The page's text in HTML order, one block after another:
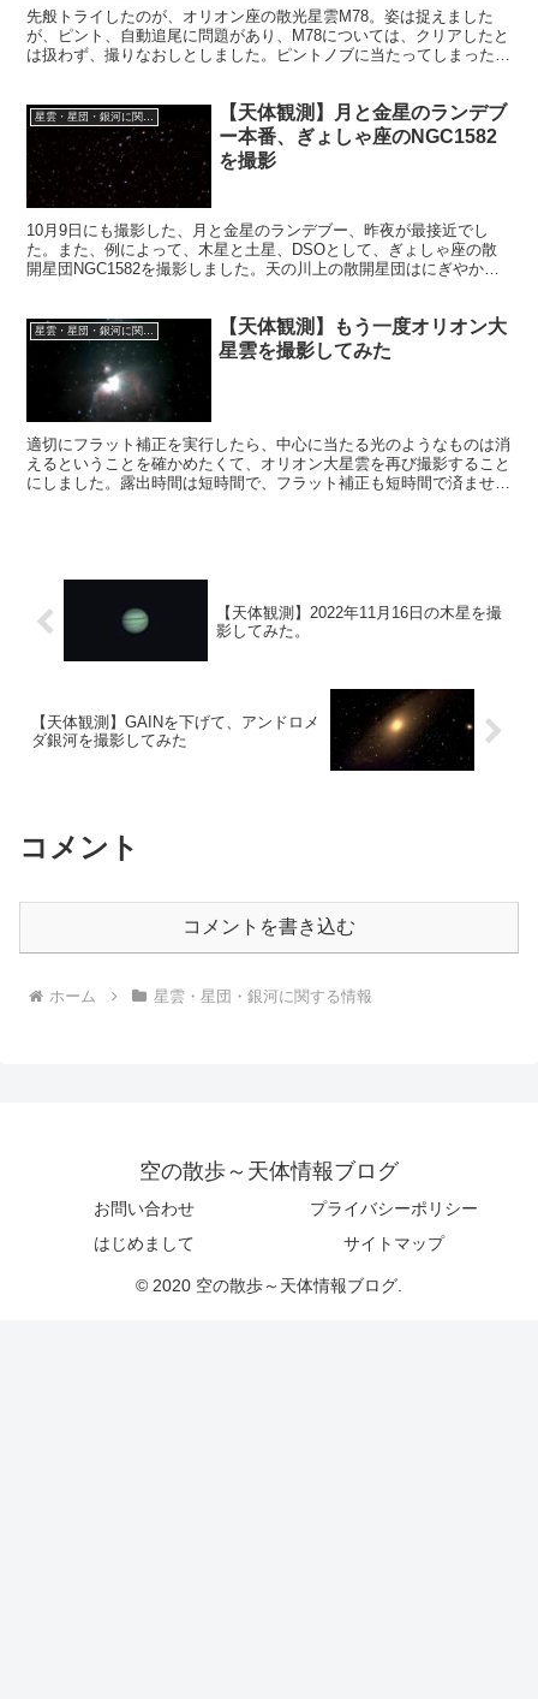
先般トライしたのが、オリオン座の散光星雲M78。姿は捉えました
が、ピント、自動追尾に問題があり、M78については、クリアしたと
は扱わず、撮りなおしとしました。ピントノブに当たってしまった、
【天体観測】月と金星のランデブ
ー本番、ぎょしゃ座のNGC1582
を撮影
10月9日にも撮影した、月と金星のランデブー、昨夜が最接近でし
た。また、例によって、木星と土星、DSOとして、ぎょしゃ座の散
開星団NGC1582を撮影しました。天の川上の散開星団はにぎやかで
【天体観測】もう一度オリオン大
星雲を撮影してみた
適切にフラット補正を実行したら、中心に当たる光のようなものは消
えるということを確かめたくて、オリオン大星雲を再び撮影すること
にしました。露出時間は短時間で、フラット補正も短時間で済ませま
【天体観測】2022年11月16日の木星を撮
影してみた。
【天体観測】GAINを下げて、アンドロメ
ダ銀河を撮影してみた
コメント
コメントを書き込む
ホーム 星雲・星団・銀河に関する情報
空の散歩～天体情報ブログ
お問い合わせ
プライバシーポリシー
はじめまして
サイトマップ
© 2020 空の散歩～天体情報ブログ.